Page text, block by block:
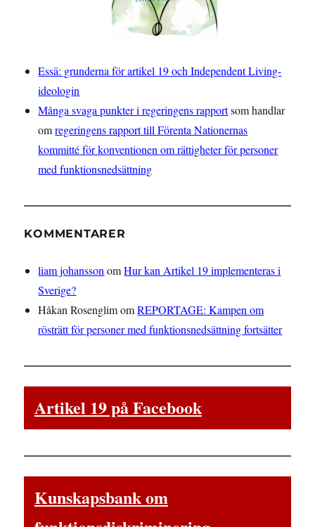
Essä: grunderna för artikel 19 och Independent Living-
ideologin
Många svaga punkter i regeringens rapportsom handlar
omregeringens rapport till Förenta Nationernas
kommitté för konventionen om rättigheter för personer
med funktionsnedsättning
KOMMENTARER
liam johansson omHur kan Artikel 19 implementeras i
Sverige?
Håkan RosenglimomREPORTAGE: Kampen om
rösträtt för personer med funktionsnedsättning fortsätter
Artikel 19 på Facebook
Kunskapsbank om